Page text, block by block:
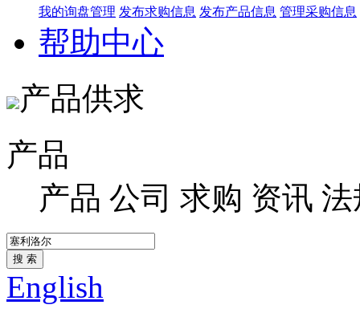
我的询盘管理 发布求购信息 发布产品信息 管理采购信息
帮助中心
产品供求
产品
产品 公司 求购 资讯 法
搜 索
English